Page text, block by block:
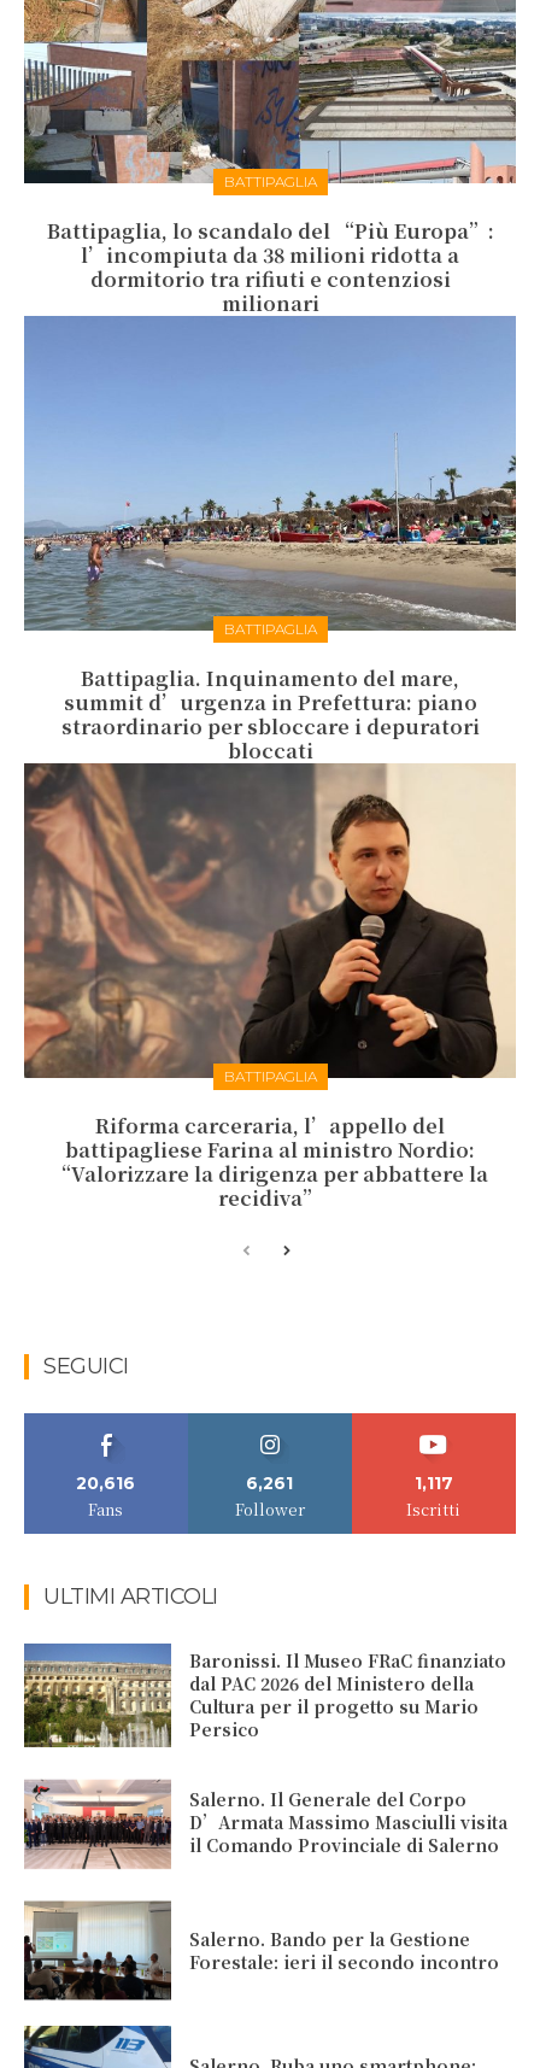
BATTIPAGLIA
Battipaglia, lo scandalo del “Più Europa”:
l’incompiuta da 38 milioni ridotta a
dormitorio tra rifiuti e contenziosi
milionari
BATTIPAGLIA
Battipaglia. Inquinamento del mare,
summit d’urgenza in Prefettura: piano
straordinario per sbloccare i depuratori
bloccati
BATTIPAGLIA
Riforma carceraria, l’appello del
battipagliese Farina al ministro Nordio:
“Valorizzare la dirigenza per abbattere la
recidiva”
SEGUICI
20,616
Fans
6,261
Follower
1,117
Iscritti
ULTIMI ARTICOLI
Baronissi. Il Museo FRaC finanziato
dal PAC 2026 del Ministero della
Cultura per il progetto su Mario
Persico
Salerno. Il Generale del Corpo
D’Armata Massimo Masciulli visita
il Comando Provinciale di Salerno
Salerno. Bando per la Gestione
Forestale: ieri il secondo incontro